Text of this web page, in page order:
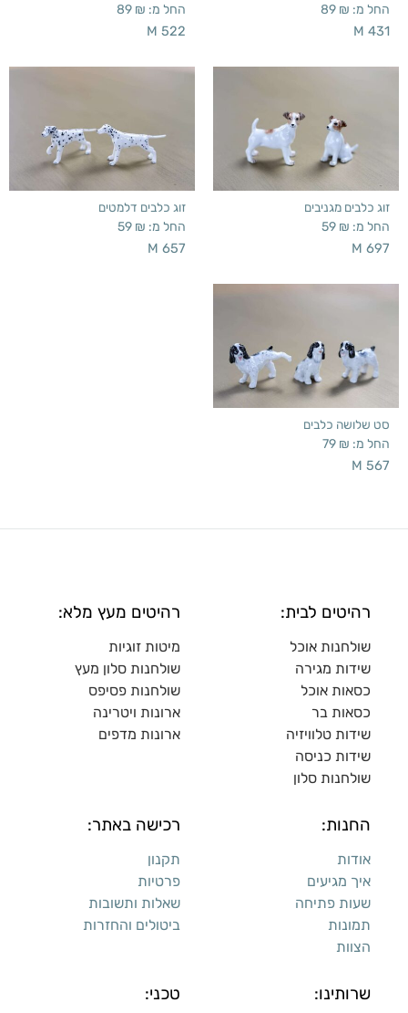
החל מ: 89 ₪
M 431
החל מ: 89 ₪
M 522
זוג כלבים מגניבים
החל מ: 59 ₪
M 697
זוג כלבים דלמטים
החל מ: 59 ₪
M 657
סט שלושה כלבים
החל מ: 79 ₪
M 567
רהיטים לבית:
שולחנות אוכל
שידות מגירה
כסאות אוכל
כסאות בר
שידות טלוויזיה
שידות כניסה
שולחנות סלון
רהיטים מעץ מלא:
מיטות זוגיות
שולחנות סלון מעץ
שולחנות פסיפס
ארונות ויטרינה
ארונות מדפים
החנות:
אודות
איך מגיעים
שעות פתיחה
תמונות
הצוות
רכישה באתר:
תקנון
פרטיות
שאלות ותשובות
ביטולים והחזרות
שרותינו: טכני: